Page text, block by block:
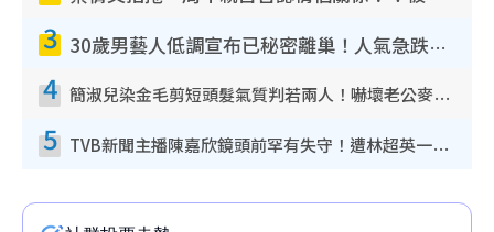
3 30歲男藝人低調宣布已秘密離巢！人氣急跌變失蹤人口︰「這幾年過得並不容易」
4 簡淑兒染金毛剪短頭髮氣質判若兩人！嚇壞老公麥大力都認唔出：「你做咩事？」
5 TVB新聞主播陳嘉欣鏡頭前罕有失守！遭林超英一句說話突襲嚇親當場大笑